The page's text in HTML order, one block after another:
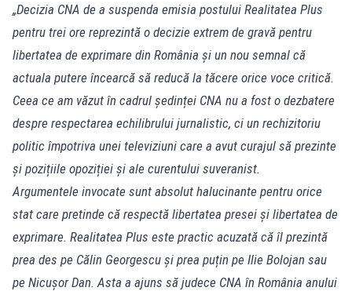
„Decizia CNA de a suspenda emisia postului Realitatea Plus
pentru trei ore reprezintă o decizie extrem de gravă pentru
libertatea de exprimare din România și un nou semnal că
actuala putere încearcă să reducă la tăcere orice voce critică.
Ceea ce am văzut în cadrul ședinței CNA nu a fost o dezbatere
despre respectarea echilibrului jurnalistic, ci un rechizitoriu
politic împotriva unei televiziuni care a avut curajul să prezinte
și pozițiile opoziției și ale curentului suveranist.
Argumentele invocate sunt absolut halucinante pentru orice
stat care pretinde că respectă libertatea presei și libertatea de
exprimare. Realitatea Plus este practic acuzată că îl prezintă
prea des pe Călin Georgescu și prea puțin pe Ilie Bolojan sau
pe Nicușor Dan. Asta a ajuns să judece CNA în România anului